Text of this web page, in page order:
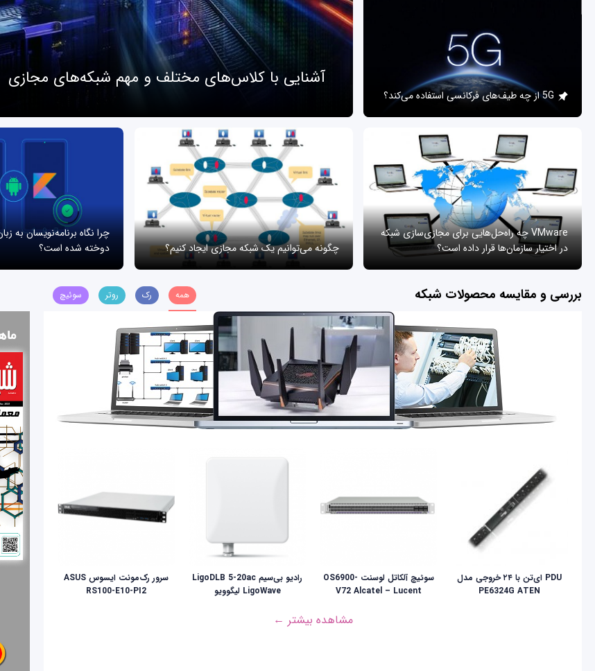
آشنایی با کلاس‌های مختلف و مهم شبکه‌های مجازی
5G از چه طیف‌های فرکانسی استفاده می‌کند؟
VMware چه راه‌حل‌هایی برای مجازی‌سازی شبکه
در اختیار سازمان‌ها قرار داده است؟
چگونه می‌توانیم یک شبکه مجازی ایجاد کنیم؟
چرا نگاه برنامه‌نویسان به
دوخته شده است؟
بررسی و مقایسه محصولات شبکه همه رک روتر سوئیچ
PDU ای‌تن با ۲۴ خروجی مدل
PE6324G ATEN
سوئیچ آلکاتل لوسنت OS6900-
V72 Alcatel – Lucent
رادیو بی‌سیم LigoDLB 5-20ac
LigoWave لیگوویو
سرور رک‌مونت ایسوس ASUS
RS100-E10-PI2
مشاهده بیشتر ←